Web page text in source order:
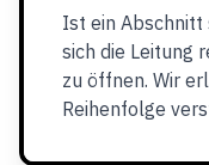
Ist ein
sich die Leitung
zu öffnen. Wir
Reihenfolge